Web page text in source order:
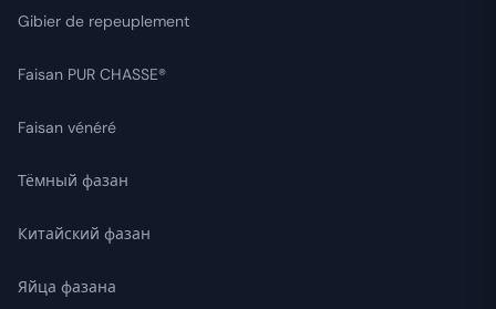
Gibier de repeuplement
Faisan PUR CHASSE®
Faisan vénéré
Тёмный фазан
Китайский фазан
Яйца фазана